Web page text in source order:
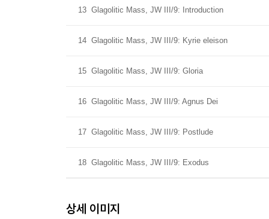
13 Glagolitic Mass, JW III/9: Introduction
14 Glagolitic Mass, JW III/9: Kyrie eleison
15 Glagolitic Mass, JW III/9: Gloria
16 Glagolitic Mass, JW III/9: Agnus Dei
17 Glagolitic Mass, JW III/9: Postlude
18 Glagolitic Mass, JW III/9: Exodus
상세 이미지